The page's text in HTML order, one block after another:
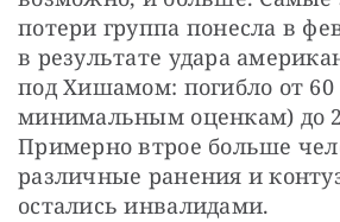
потери группа понесла в
в результате удара
под Хишамом: погибло от 60
минимальным оценкам) до
Примерно втрое больше
различные ранения и
остались инвалидами.